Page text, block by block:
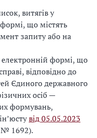
витягів у
що містять
запиту або на
електронній формі, що
відповідно до
Єдиного державного
осіб —
формувань,
від 05.05.2023
1692).